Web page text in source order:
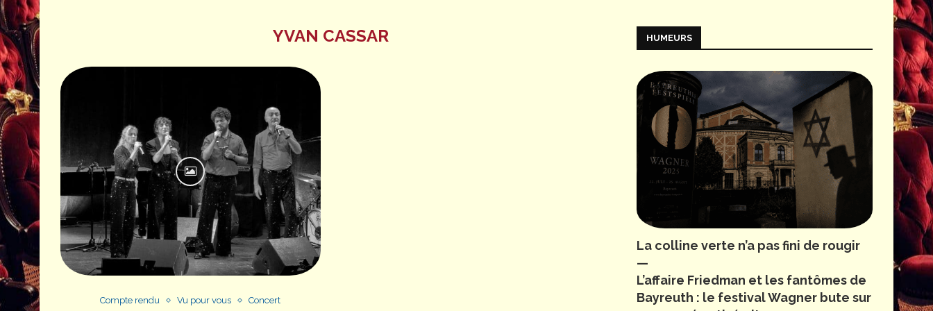
YVAN CASSAR
Compte rendu Vu pour vous Concert
HUMEURS
La colline verte n’a pas fini de rougir
—
L’affaire Friedman et les fantômes de
Bayreuth : le festival Wagner bute sur